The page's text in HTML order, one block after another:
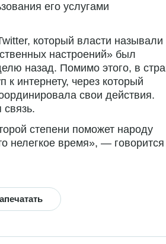
его услугами
который власти называли
настроений» был
назад. Помимо этого, в
интернету, через который
свои действия.
степени поможет народу
нелегкое время», — говорится